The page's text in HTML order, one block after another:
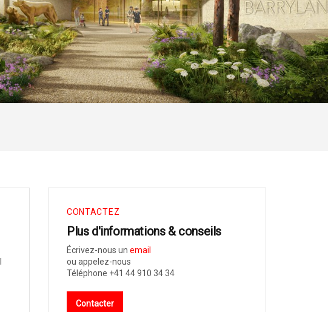
CONTACTEZ
Plus d'informations & conseils
Écrivez-nous un email
ou appelez-nous
Téléphone +41 44 910 34 34
Contacter